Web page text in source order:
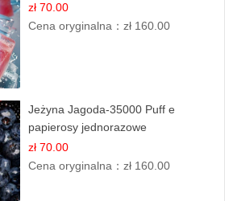
zł 70.00
Cena oryginalna：zł 160.00
Jeżyna Jagoda-35000 Puff e
papierosy jednorazowe
zł 70.00
Cena oryginalna：zł 160.00